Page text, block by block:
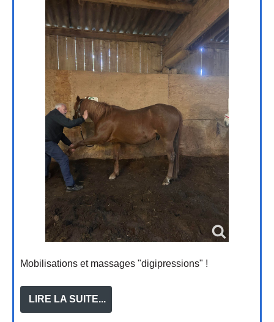
Mobilisations et massages "digipressions" !
LIRE LA SUITE...